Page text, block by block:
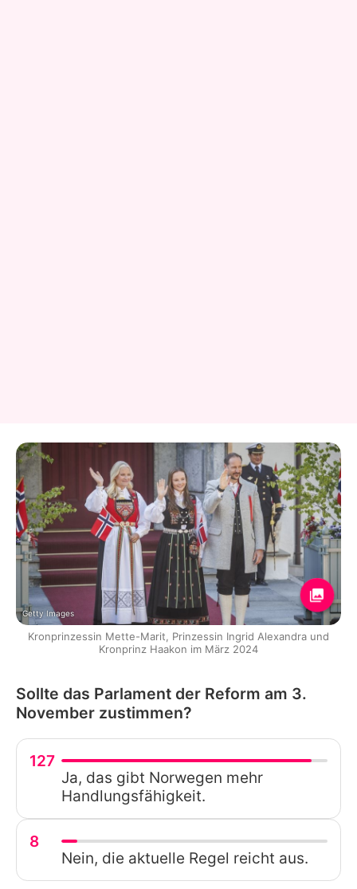
Getty Images
Kronprinzessin Mette-Marit, Prinzessin Ingrid Alexandra und
Kronprinz Haakon im März 2024
Sollte das Parlament der Reform am 3.
November zustimmen?
127
Ja, das gibt Norwegen mehr
Handlungsfähigkeit.
8
Nein, die aktuelle Regel reicht aus.